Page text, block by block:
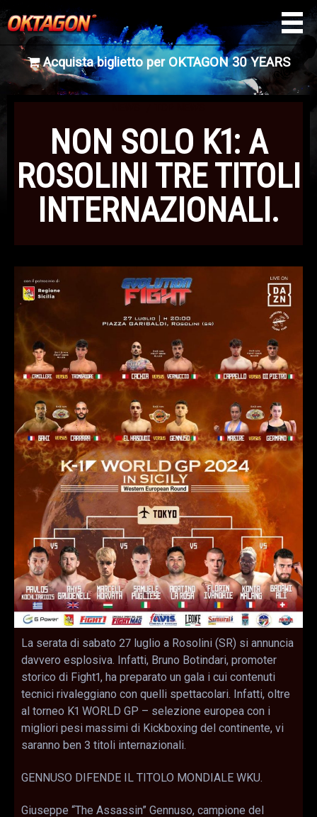
Acquista biglietto per OKTAGON 30 YEARS
NON SOLO K1: A
ROSOLINI TRE TITOLI
INTERNAZIONALI.
La serata di sabato 27 luglio a Rosolini (SR) si annuncia
davvero esplosiva. Infatti, Bruno Botindari, promoter
storico di Fight1, ha preparato un gala i cui contenuti
tecnici rivaleggiano con quelli spettacolari. Infatti, oltre
al torneo K1 WORLD GP – selezione europea con i
migliori pesi massimi di Kickboxing del continente, vi
saranno ben 3 titoli internazionali.
GENNUSO DIFENDE IL TITOLO MONDIALE WKU.
Giuseppe “The Assassin” Gennuso, campione del